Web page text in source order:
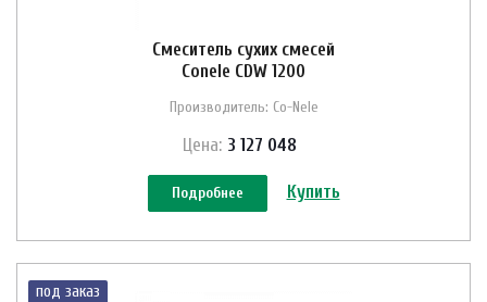
Смеситель сухих смесей
Conele CDW 1200
Производитель: Co-Nele
Цена: 3 127 048
Подробнее Купить
под заказ